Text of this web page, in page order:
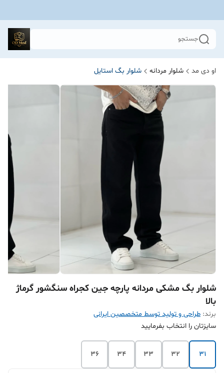
جستجو
او دی مد شلوار مردانه شلوار بگ استایل
شلوار بگ مشکی مردانه پارچه جین کجراه سنگشور گرماژ
بالا
برند: طراحی و تولید توسط متخصصین ایرانی
سایزتان را انتخاب بفرمایید
31
32
33
34
36